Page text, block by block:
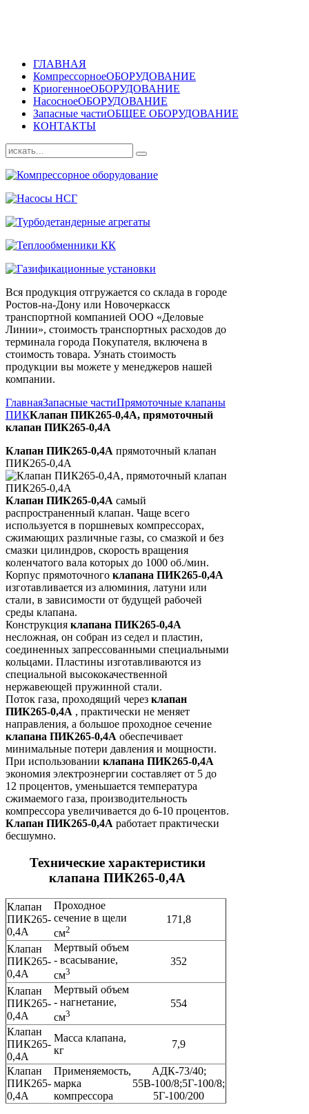
ГЛАВНАЯ
КомпрессорноеОБОРУДОВАНИЕ
КриогенноеОБОРУДОВАНИЕ
НасосноеОБОРУДОВАНИЕ
Запасные частиОБЩЕЕ ОБОРУДОВАНИЕ
КОНТАКТЫ
Вся продукция отгружается со склада в городе
Ростов-на-Дону или Новочеркасск
транспортной компанией ООО «Деловые
Линии», стоимость транспортных расходов до
терминала города Покупателя, включена в
стоимость товара. Узнать стоимость
продукции вы можете у менеджеров нашей
компании.
ГлавнаяЗапасные частиПрямоточные клапаны
ПИККлапан ПИК265-0,4А, прямоточный
клапан ПИК265-0,4А
Клапан ПИК265-0,4А прямоточный клапан
ПИК265-0,4А
Клапан ПИК265-0,4А самый
распространенный клапан. Чаще всего
используется в поршневых компрессорах,
сжимающих различные газы, со смазкой и без
смазки цилиндров, скорость вращения
коленчатого вала которых до 1000 об./мин.
Корпус прямоточного клапана ПИК265-0,4А
изготавливается из алюминия, латуни или
стали, в зависимости от будущей рабочей
среды клапана.
Конструкция клапана ПИК265-0,4А
несложная, он собран из седел и пластин,
соединенных запрессованными специальными
кольцами. Пластины изготавливаются из
специальной высококачественной
нержавеющей пружинной стали.
Поток газа, проходящий через клапан
ПИК265-0,4А , практически не меняет
направления, а большое проходное сечение
клапана ПИК265-0,4А обеспечивает
минимальные потери давления и мощности.
При использовании клапана ПИК265-0,4А
экономия электроэнергии составляет от 5 до
12 процентов, уменьшается температура
сжимаемого газа, производительность
компрессора увеличивается до 6-10 процентов.
Клапан ПИК265-0,4А работает практически
бесшумно.
Технические характеристики
клапана ПИК265-0,4А
Клапан
ПИК265-
0,4А
Проходное
сечение в щели
см2
171,8
Клапан
ПИК265-
0,4А
Мертвый объем
- всасывание,
см3
352
Клапан
ПИК265-
0,4А
Мертвый объем
- нагнетание,
см3
554
Клапан
ПИК265-
0,4А
Масса клапана,
кг
7,9
Клапан
ПИК265-
0,4А
Применяемость,
марка
компрессора
АДК-73/40;
55В-100/8;5Г-100/8;
5Г-100/200